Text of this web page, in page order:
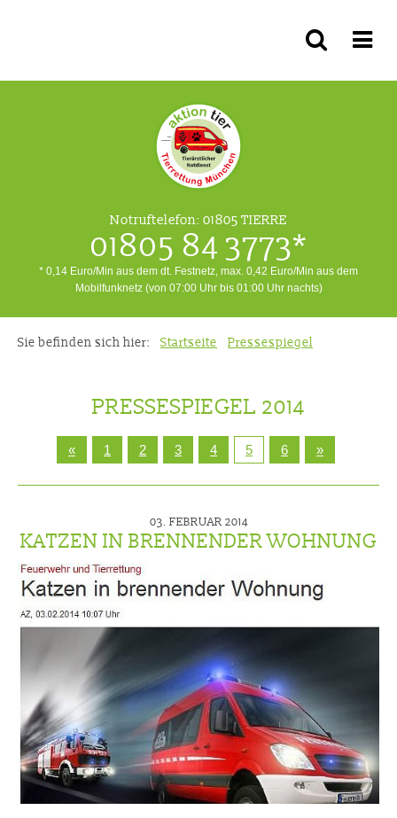
Notruftelefon: 01805 TIERRE
01805 84 3773*
* 0,14 Euro/Min aus dem dt. Festnetz, max. 0,42 Euro/Min aus dem
Mobilfunknetz (von 07:00 Uhr bis 01:00 Uhr nachts)
Sie befinden sich hier: Startseite Pressespiegel
PRESSESPIEGEL 2014
« 1 2 3 4 5 6 »
03. FEBRUAR 2014
KATZEN IN BRENNENDER WOHNUNG